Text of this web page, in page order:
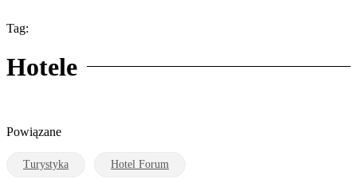
Tag:
Hotele
Powiązane
Turystyka Hotel Forum